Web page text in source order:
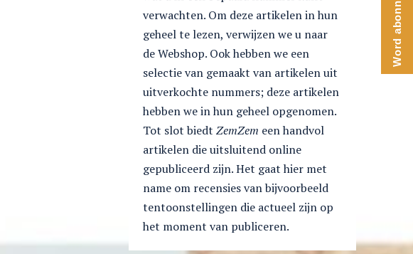
verwachten. Om deze artikelen in hun
geheel te lezen, verwijzen we u naar
de Webshop. Ook hebben we een
selectie van gemaakt van artikelen uit
uitverkochte nummers; deze artikelen
hebben we in hun geheel opgenomen.
Tot slot biedt ZemZem een handvol
artikelen die uitsluitend online
gepubliceerd zijn. Het gaat hier met
name om recensies van bijvoorbeeld
tentoonstellingen die actueel zijn op
het moment van publiceren.
Word abonnee